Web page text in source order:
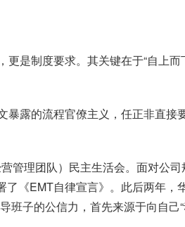
更是制度要求。其关键在于“自上
暴露的流程官僚主义，任正非直
营管理团队）民主生活会。面对公
了《EMT自律宣言》。此后两年，
子的公信力，首先来源于向自己“